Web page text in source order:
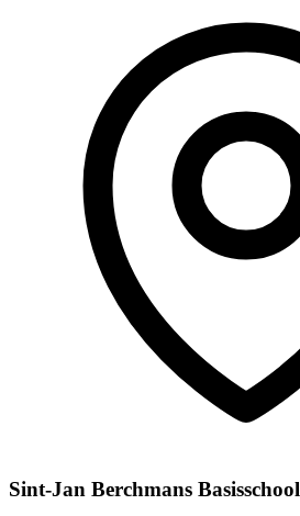
Sint-Jan Berchmans Basisschool